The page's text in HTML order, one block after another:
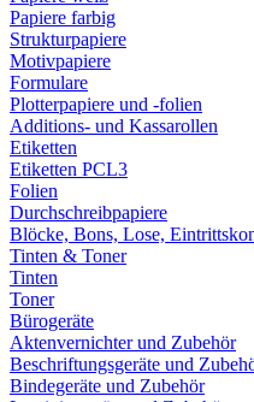
Papiere farbig
Strukturpapiere
Motivpapiere
Formulare
Plotterpapiere und -folien
Additions- und Kassarollen
Etiketten
Etiketten PCL3
Folien
Durchschreibpapiere
Blöcke, Bons, Lose,
Tinten & Toner
Tinten
Toner
Bürogeräte
Aktenvernichter und Zubehör
Beschriftungsgeräte und
Bindegeräte und Zubehör